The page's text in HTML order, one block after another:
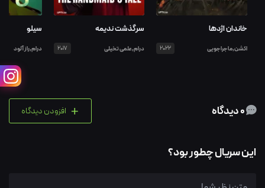
خاندان اژدها
اکشن,ماجراجویی 2022
سرگذشت ندیمه
درام,علمی تخیلی 2017
سیلو
درام,راز آلود
+ افزودن دیدگاه
این سریال چطور بود؟